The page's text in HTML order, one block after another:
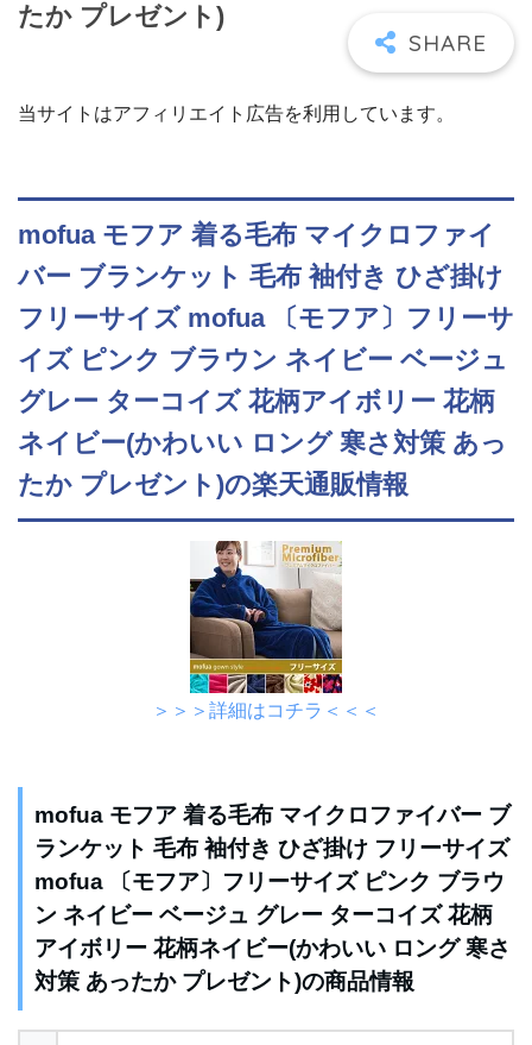
たか プレゼント)
当サイトはアフィリエイト広告を利用しています。
mofua モフア 着る毛布 マイクロファイ
バー ブランケット 毛布 袖付き ひざ掛け
フリーサイズ mofua 〔モフア〕フリーサ
イズ ピンク ブラウン ネイビー ベージュ
グレー ターコイズ 花柄アイボリー 花柄
ネイビー(かわいい ロング 寒さ対策 あっ
たか プレゼント)の楽天通販情報
＞＞＞詳細はコチラ＜＜＜
mofua モフア 着る毛布 マイクロファイバー ブ
ランケット 毛布 袖付き ひざ掛け フリーサイズ
mofua 〔モフア〕フリーサイズ ピンク ブラウ
ン ネイビー ベージュ グレー ターコイズ 花柄
アイボリー 花柄ネイビー(かわいい ロング 寒さ
対策 あったか プレゼント)の商品情報